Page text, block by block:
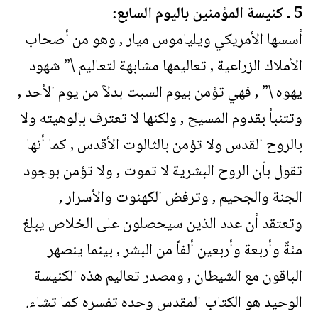
5 ـ كنيسة المؤمنين باليوم السابع:
أسسها الأمريكي ويلياموس ميار , وهو من أصحاب
الأملاك الزراعية , تعاليمها مشابهة لتعاليم \” شهود
يهوه \” , فهي تؤمن بيوم السبت بدلاً من يوم الأحد ,
وتتنبأ بقدوم المسيح , ولكنها لا تعترف بإلوهيته ولا
بالروح القدس ولا تؤمن بالثالوت الأقدس , كما أنها
تقول بأن الروح البشرية لا تموت , ولا تؤمن بوجود
الجنة والجحيم , وترفض الكهنوت والأسرار ,
وتعتقد أن عدد الذين سيحصلون على الخلاص يبلغ
مئةً وأربعة وأربعين ألفاً من البشر , بينما ينصهر
الباقون مع الشيطان , ومصدر تعاليم هذه الكنيسة
الوحيد هو الكتاب المقدس وحده تفسره كما تشاء.